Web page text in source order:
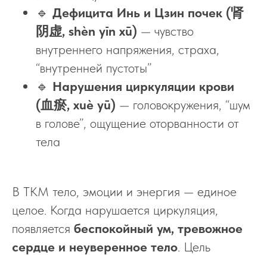
🔹 Дефицита Инь и Цзин почек (肾
阴虚, shèn yīn xū) — чувство
внутреннего напряжения, страха,
“внутренней пустоты”
🔹 Нарушения циркуляции крови
(血瘀, xuè yū) — головокружения, “шум
в голове”, ощущение оторванности от
тела
В ТКМ тело, эмоции и энергия — единое
целое. Когда нарушается циркуляция,
появляется беспокойный ум, тревожное
сердце и неуверенное тело. Цель